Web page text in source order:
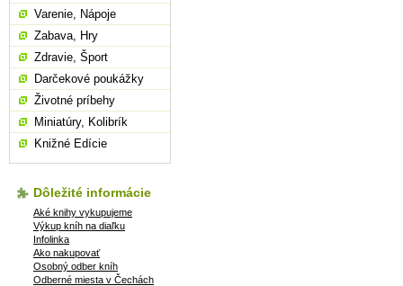
Varenie, Nápoje
Zabava, Hry
Zdravie, Šport
Darčekové poukážky
Životné príbehy
Miniatúry, Kolibrík
Knižné Edície
Dôležité informácie
Aké knihy vykupujeme
Výkup kníh na diaľku
Infolinka
Ako nakupovať
Osobný odber kníh
Odberné miesta v Čechách